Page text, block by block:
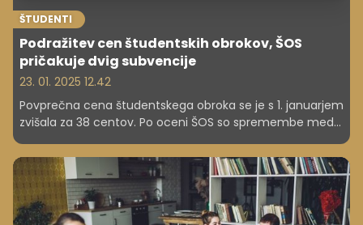
ŠTUDENTI
Podražitev cen študentskih obrokov, ŠOS
pričakuje dvig subvencije
23. 01. 2025 12.42
Povprečna cena študentskega obroka se je s 1. januarjem
zvišala za 38 centov. Po oceni ŠOS so spremembe med
drugim posledica rasti cen živil. Višino subvencije bo
ministrstvo za delo marca uskladilo z inflacijo, na razpisu
pa so dali prednost ponudnikom cenejših obrokov. ŠOS
zagovarja dvig subvencije, a je ta odvisen od finančnega
ministrstva.